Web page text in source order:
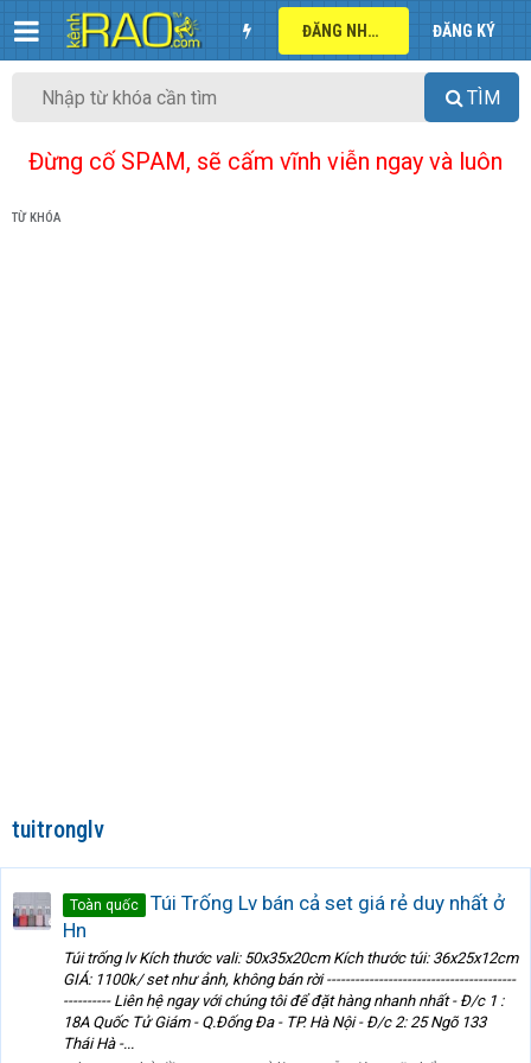
ĐĂNG NHẬP ĐĂNG KÝ
TÌM
Đừng cố SPAM, sẽ cấm vĩnh viễn ngay và luôn
TỪ KHÓA
tuitronglv
Toàn quốc
Túi Trống Lv bán cả set giá rẻ duy nhất ở
Hn
Túi trống lv Kích thước vali: 50x35x20cm Kích thước túi: 36x25x12cm
GIÁ: 1100k/ set như ảnh, không bán rời ----------------------------------------
---------- Liên hệ ngay với chúng tôi để đặt hàng nhanh nhất - Đ/c 1 :
18A Quốc Tử Giám - Q.Đống Đa - TP. Hà Nội - Đ/c 2: 25 Ngõ 133
Thái Hà -...